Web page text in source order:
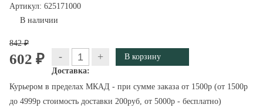
Артикул: 625171000
В наличии
842 ₽
602 ₽ - +
Доставка:
Курьером в пределах МКАД - при сумме заказа от 1500р (от 1500р
до 4999р стоимость доставки 200руб, от 5000р - бесплатно)